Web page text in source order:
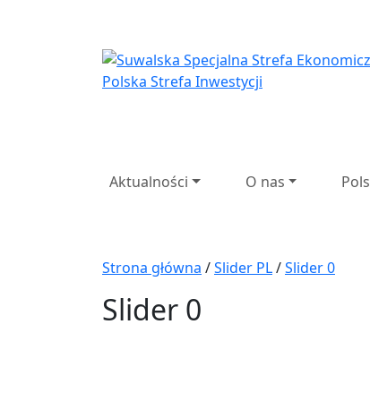
Suwalska
Aktualności O nas
Strona główna /Slider PL/Slider 0
Slider 0